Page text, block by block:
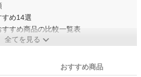
すめ14選
すすめ商品の比較一覧表
全てを見る
おすすめ商品